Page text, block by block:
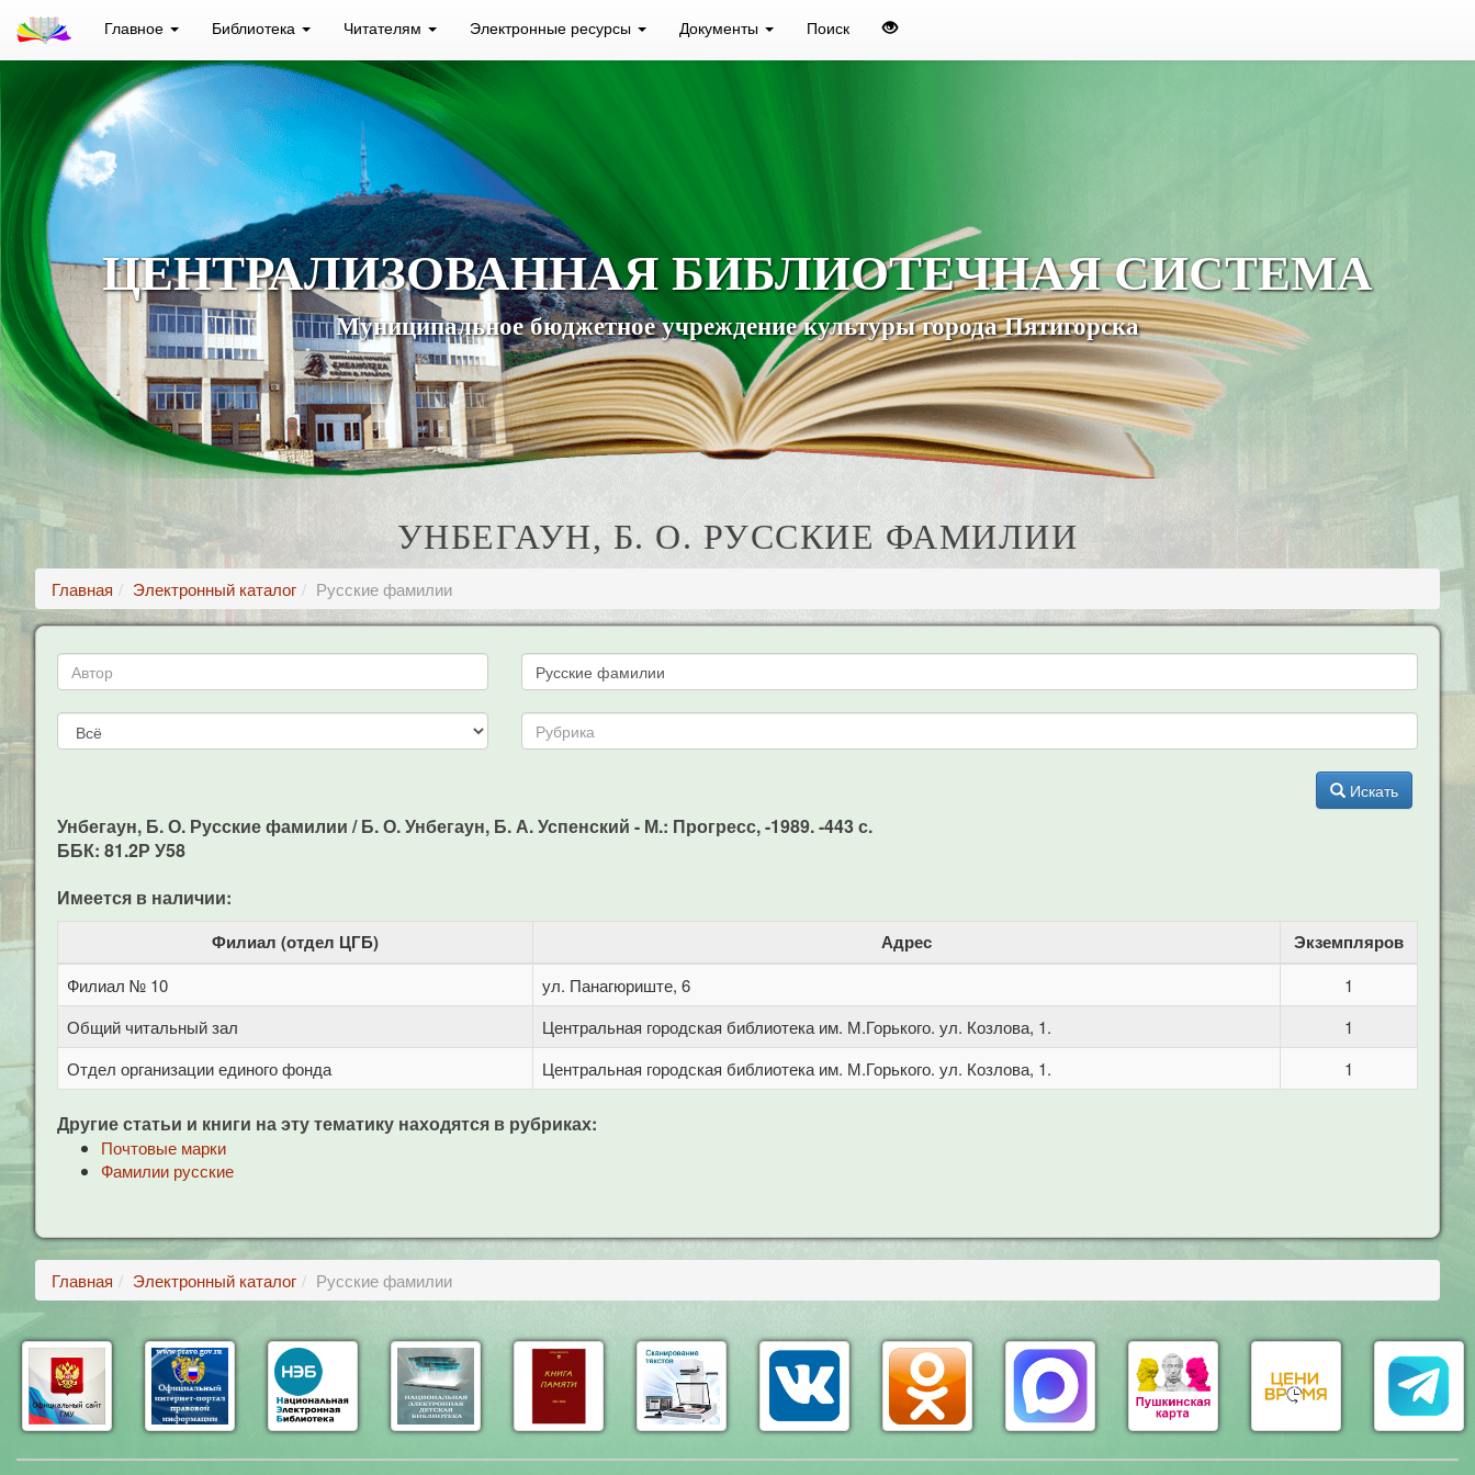
Главное Библиотека Читателям Электронные ресурсы Документы Поиск
ЦЕНТРАЛИЗОВАННАЯ БИБЛИОТЕЧНАЯ СИСТЕМА
Муниципальное бюджетное учреждение культуры города Пятигорска
УНБЕГАУН, Б. О. РУССКИЕ ФАМИЛИИ
Главная Электронный каталог Русские фамилии
Искать
Унбегаун, Б. О. Русские фамилии / Б. О. Унбегаун, Б. А. Успенский - М.: Прогресс, -1989. -443 с.
ББК: 81.2Р У58
Имеется в наличии:
Филиал (отдел ЦГБ) Адрес Экземпляров
Филиал № 10 ул. Панагюриште, 6
1
Общий читальный зал
Центральная городская библиотека им. М.Горького. ул. Козлова, 1.
1
Отдел организации единого фонда
Центральная городская библиотека им. М.Горького. ул. Козлова, 1. 1
Другие статьи и книги на эту тематику находятся в рубриках:
Почтовые марки
Фамилии русские
Главная Электронный каталог Русские фамилии